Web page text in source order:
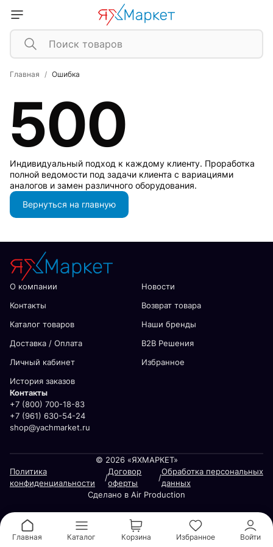
Главная Ошибка
500
Индивидуальный подход к каждому клиенту. Проработка
полной ведомости под задачи клиента с вариациями
аналогов и замен различного оборудования.
Вернуться на главную
О компании
Новости
Контакты
Возврат товара
Каталог товаров
Наши бренды
Доставка / Оплата
В2В Решения
Личный кабинет
Избранное
История заказов
Контакты
+7 (800) 700-18-83
+7 (961) 630-54-24
shop@yachmarket.ru
© 2026 «ЯХМАРКЕТ»
Политика
конфиденциальности
/
Договор
оферты
/
Обработка персональных
данных
Сделано в Air Production
Главная Каталог Корзина Избранное Войти